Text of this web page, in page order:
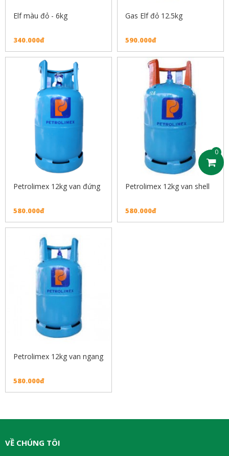
0
Elf màu đỏ - 6kg
340.000đ
Gas Elf đỏ 12.5kg
590.000đ
Petrolimex 12kg van đứng
580.000đ
Petrolimex 12kg van shell
580.000đ
Petrolimex 12kg van ngang
580.000đ
VỀ CHÚNG TÔI